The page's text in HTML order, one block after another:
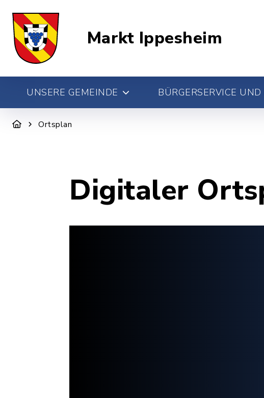
Markt Ippesheim
UNSERE GEMEINDE BÜRGERSERVICE
Ortsplan
Digitaler